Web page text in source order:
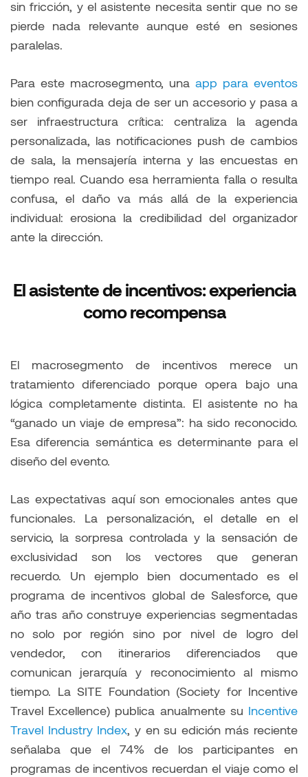
sin fricción, y el asistente necesita sentir que no se
pierde nada relevante aunque esté en sesiones
paralelas.
Para este macrosegmento, una app para eventos
bien configurada deja de ser un accesorio y pasa a
ser infraestructura crítica: centraliza la agenda
personalizada, las notificaciones push de cambios
de sala, la mensajería interna y las encuestas en
tiempo real. Cuando esa herramienta falla o resulta
confusa, el daño va más allá de la experiencia
individual: erosiona la credibilidad del organizador
ante la dirección.
El asistente de incentivos: experiencia
como recompensa
El macrosegmento de incentivos merece un
tratamiento diferenciado porque opera bajo una
lógica completamente distinta. El asistente no ha
“ganado un viaje de empresa”: ha sido reconocido.
Esa diferencia semántica es determinante para el
diseño del evento.
Las expectativas aquí son emocionales antes que
funcionales. La personalización, el detalle en el
servicio, la sorpresa controlada y la sensación de
exclusividad son los vectores que generan
recuerdo. Un ejemplo bien documentado es el
programa de incentivos global de Salesforce, que
año tras año construye experiencias segmentadas
no solo por región sino por nivel de logro del
vendedor, con itinerarios diferenciados que
comunican jerarquía y reconocimiento al mismo
tiempo. La SITE Foundation (Society for Incentive
Travel Excellence) publica anualmente su Incentive
Travel Industry Index, y en su edición más reciente
señalaba que el 74% de los participantes en
programas de incentivos recuerdan el viaje como el